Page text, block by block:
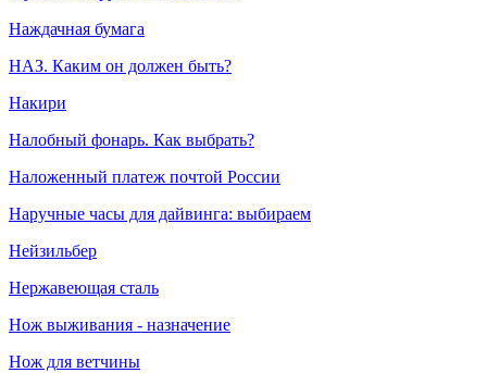
Наждачная бумага
НАЗ. Каким он должен быть?
Накири
Налобный фонарь. Как выбрать?
Наложенный платеж почтой России
Наручные часы для дайвинга: выбираем
Нейзильбер
Нержавеющая сталь
Нож выживания - назначение
Нож для ветчины